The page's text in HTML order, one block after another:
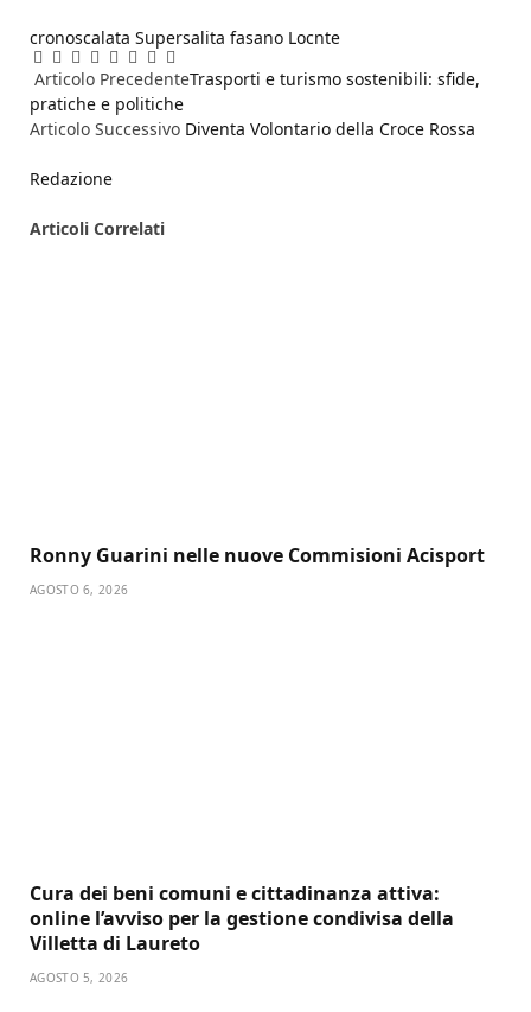
cronoscalata Supersalita fasano Locnte
Facebook
Twitter
Pinterest
LinkedIn
Reddit
WhatsApp
Telegram
Email
Articolo PrecedenteTrasporti e turismo sostenibili: sfide,
pratiche e politiche
Articolo Successivo Diventa Volontario della Croce Rossa
Redazione
Articoli Correlati
Ronny Guarini nelle nuove Commisioni Acisport
AGOSTO 6, 2026
Cura dei beni comuni e cittadinanza attiva:
online l’avviso per la gestione condivisa della
Villetta di Laureto
AGOSTO 5, 2026